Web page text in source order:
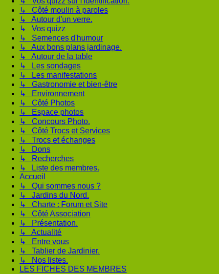
↳ Côté moulin à paroles
↳ Autour d'un verre.
↳ Vos quizz
↳ Semences d'humour
↳ Aux bons plans jardinage.
↳ Autour de la table
↳ Les sondages
↳ Les manifestations
↳ Gastronomie et bien-être
↳ Environnement
↳ Côté Photos
↳ Espace photos
↳ Concours Photo.
↳ Côté Trocs et Services
↳ Trocs et échanges
↳ Dons
↳ Recherches
↳ Liste des membres.
Accueil
↳ Qui sommes nous ?
↳ Jardins du Nord.
↳ Charte : Forum et Site
↳ Côté Association
↳ Présentation.
↳ Actualité
↳ Entre vous
↳ Tablier de Jardinier.
↳ Nos listes.
LES FICHES DES MEMBRES